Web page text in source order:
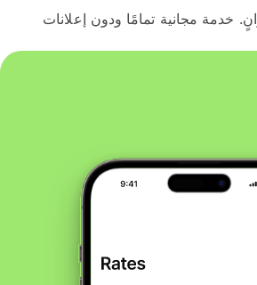
خدمة مجانية تمامًا ودون إعلانات